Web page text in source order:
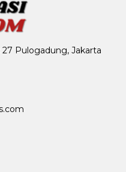
Pulogadung, Jakarta